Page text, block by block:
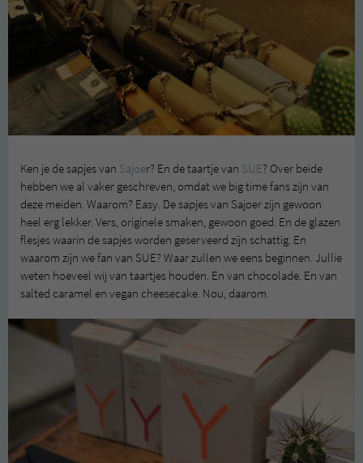
Ken je de sapjes van Sajoer? En de taartje van SUE? Over beide
hebben we al vaker geschreven, omdat we big time fans zijn van
deze meiden. Waarom? Easy. De sapjes van Sajoer zijn gewoon
heel erg lekker. Vers, originele smaken, gewoon goed. En de glazen
flesjes waarin de sapjes worden geserveerd zijn schattig. En
waarom zijn we fan van SUE? Waar zullen we eens beginnen. Jullie
weten hoeveel wij van taartjes houden. En van chocolade. En van
salted caramel en vegan cheesecake. Nou, daarom.